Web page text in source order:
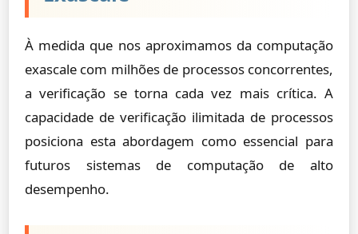
À medida que nos aproximamos da computação
exascale com milhões de processos concorrentes,
a verificação se torna cada vez mais crítica. A
capacidade de verificação ilimitada de processos
posiciona esta abordagem como essencial para
futuros sistemas de computação de alto
desempenho.